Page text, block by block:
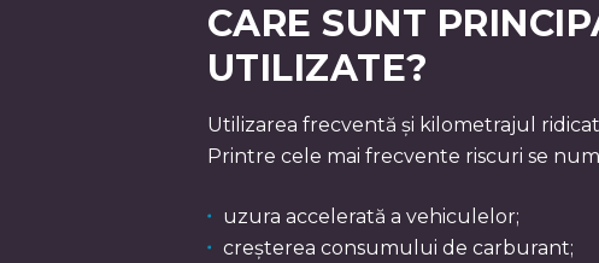
CARE SUNT
UTILIZATE?
Utilizarea frecventă și kilometrajul
Printre cele mai frecvente riscuri se
uzura accelerată a vehiculelor;
creșterea consumului de carburant;